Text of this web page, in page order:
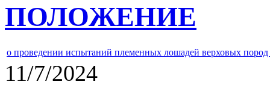
ПОЛОЖЕНИЕ
о проведении испытаний племенных лошадей верховых
11/7/2024